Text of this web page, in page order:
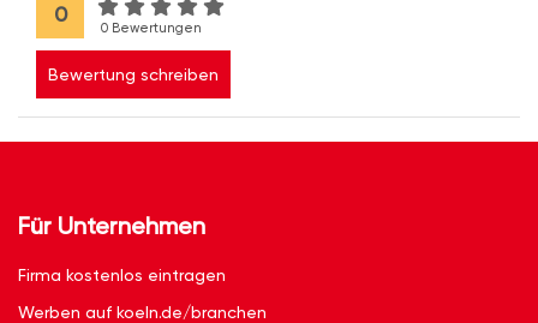
0
0 Bewertungen
Bewertung schreiben
Für Unternehmen
Firma kostenlos eintragen
Werben auf koeln.de/branchen